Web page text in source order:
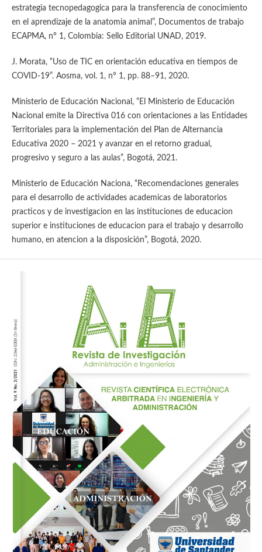
estrategia tecnopedagogica para la transferencia de conocimiento
en el aprendizaje de la anatomia animal”, Documentos de trabajo
ECAPMA, n° 1, Colombia: Sello Editorial UNAD, 2019.
J. Morata, “Uso de TIC en orientación educativa en tiempos de
COVID-19”. Aosma, vol. 1, n° 1, pp. 88–91, 2020.
Ministerio de Educación Nacional, “El Ministerio de Educación
Nacional emite la Directiva 016 con orientaciones a las Entidades
Territoriales para la implementación del Plan de Alternancia
Educativa 2020 – 2021 y avanzar en el retorno gradual,
progresivo y seguro a las aulas”, Bogotá, 2021.
Ministerio de Educación Naciona, “Recomendaciones generales
para el desarrollo de actividades academicas de laboratorios
practicos y de investigacion en las instituciones de educacion
superior e instituciones de educacion para el trabajo y desarrollo
humano, en atencion a la disposición”, Bogotá, 2020.